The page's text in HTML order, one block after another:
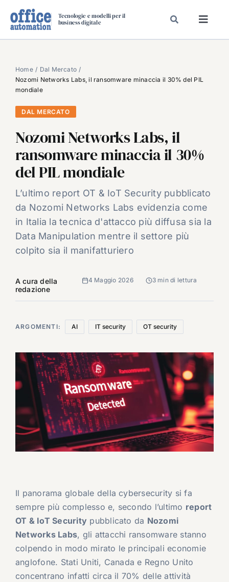
Tecnologie e modelli per il
business digitale
SPECIAL PAPER
TAVOLE ROTONDE DI REDAZIONE
DAL MERCATO
VIDEO
EVENTI
CHI SIAMO
Home
Dal Mercato
Nozomi Networks Labs, il ransomware minaccia il 30% del PIL
mondiale
DAL MERCATO
Nozomi Networks Labs, il
ransomware minaccia il 30%
del PIL mondiale
L’ultimo report OT & IoT Security pubblicato
da Nozomi Networks Labs evidenzia come
in Italia la tecnica d'attacco più diffusa sia la
Data Manipulation mentre il settore più
colpito sia il manifatturiero
A cura della
redazione
4 Maggio 2026 3 min di lettura
ARGOMENTI: AI IT security OT security
Il panorama globale della cybersecurity si fa
sempre più complesso e, secondo l’ultimo report
OT & IoT Security pubblicato da Nozomi
Networks Labs, gli attacchi ransomware stanno
colpendo in modo mirato le principali economie
anglofone. Stati Uniti, Canada e Regno Unito
concentrano infatti circa il 70% delle attività